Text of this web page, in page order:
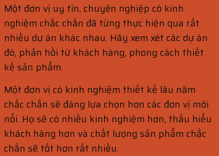
Một đơn vị uy tín, chuyên nghiệp có kinh
nghiệm chắc chắn đã từng thực hiện qua rất
nhiều dự án khác nhau. Hãy xem xét các dự án
đó, phản hồi từ khách hàng, phong cách thiết
kế sản phẩm.
Một đơn vị có kinh nghiệm thiết kế lâu năm
chắc chắn sẽ đáng lựa chọn hơn các đơn vị mới
nổi. Họ sẽ có nhiều kinh nghiệm hơn, thấu hiểu
khách hàng hơn và chất lượng sản phẩm chắc
chắn sẽ tốt hơn rất nhiều.